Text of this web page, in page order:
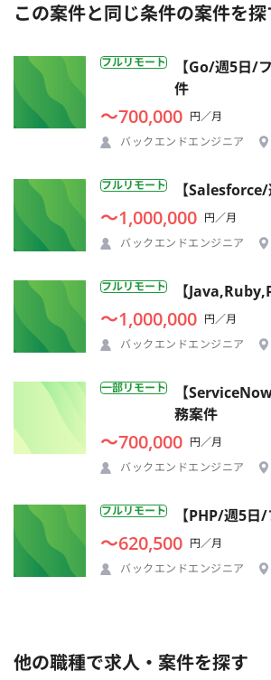
この案件と同じ条件の案件を探
フルリモート
【Go/週5日/
件
〜700,000 円／月
バックエンドエンジニア
フルリモート 【
〜1,000,000 円／月
バックエンドエンジニア
フルリモート 【
〜1,000,000 円／月
バックエンドエンジニア
一部リモート
【
務案件
〜700,000 円／月
バックエンドエンジニア
フルリモート 【PHP/週5
〜620,500 円／月
バックエンドエンジニア
他の職種で求人・案件を探す